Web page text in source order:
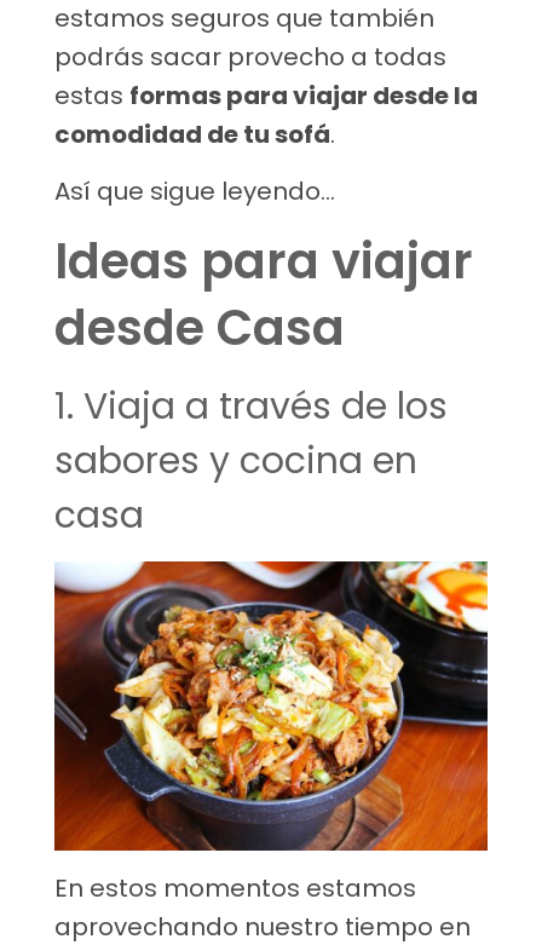
estamos seguros que también
podrás sacar provecho a todas
estas formas para viajar desde la
comodidad de tu sofá.
Así que sigue leyendo…
Ideas para viajar
desde Casa
1. Viaja a través de los
sabores y cocina en
casa
En estos momentos estamos
aprovechando nuestro tiempo en